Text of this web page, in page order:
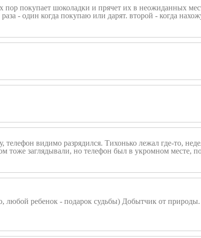
покупает шоколадки и прячет их в неожиданных
- один когда покупаю или дарят. второй - когда
видимо разрядился. Тихонько лежал где-то,
заглядывали, но телефон был в укромном месте,
любой ребенок - подарок судьбы) Добытчик от